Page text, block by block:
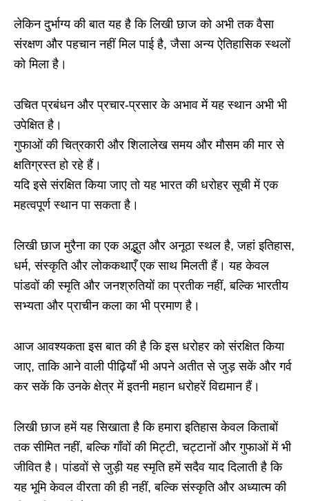
लेकिन दुर्भाग्य की बात यह है कि लिखी छाज को अभी तक वैसा
संरक्षण और पहचान नहीं मिल पाई है, जैसा अन्य ऐतिहासिक स्थलों
को मिला है।
उचित प्रबंधन और प्रचार-प्रसार के अभाव में यह स्थान अभी भी
उपेक्षित है।
गुफाओं की चित्रकारी और शिलालेख समय और मौसम की मार से
क्षतिग्रस्त हो रहे हैं।
यदि इसे संरक्षित किया जाए तो यह भारत की धरोहर सूची में एक
महत्वपूर्ण स्थान पा सकता है।
लिखी छाज मुरैना का एक अद्भुत और अनूठा स्थल है, जहां इतिहास,
धर्म, संस्कृति और लोककथाएँ एक साथ मिलती हैं। यह केवल
पांडवों की स्मृति और जनश्रुतियों का प्रतीक नहीं, बल्कि भारतीय
सभ्यता और प्राचीन कला का भी प्रमाण है।
आज आवश्यकता इस बात की है कि इस धरोहर को संरक्षित किया
जाए, ताकि आने वाली पीढ़ियाँ भी अपने अतीत से जुड़ सकें और गर्व
कर सकें कि उनके क्षेत्र में इतनी महान धरोहरें विद्यमान हैं।
लिखी छाज हमें यह सिखाता है कि हमारा इतिहास केवल किताबों
तक सीमित नहीं, बल्कि गाँवों की मिट्टी, चट्टानों और गुफाओं में भी
जीवित है। पांडवों से जुड़ी यह स्मृति हमें सदैव याद दिलाती है कि
यह भूमि केवल वीरता की ही नहीं, बल्कि संस्कृति और अध्यात्म की